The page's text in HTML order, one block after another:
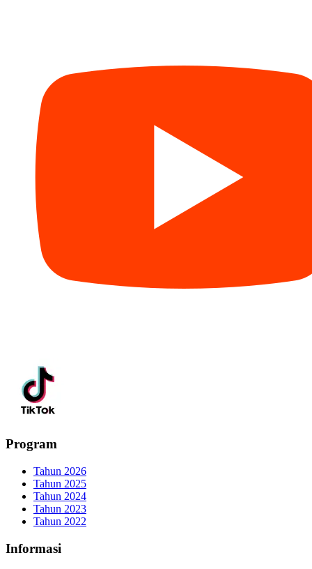
Program
Tahun 2026
Tahun 2025
Tahun 2024
Tahun 2023
Tahun 2022
Informasi